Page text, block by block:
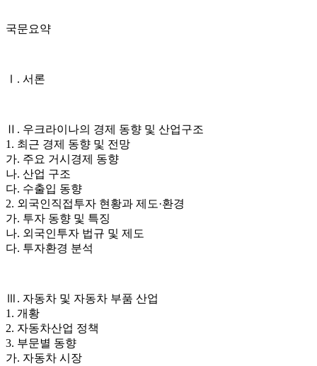
국문요약
Ⅰ. 서론
Ⅱ. 우크라이나의 경제 동향 및 산업구조
1. 최근 경제 동향 및 전망
가. 주요 거시경제 동향
나. 산업 구조
다. 수출입 동향
2. 외국인직접투자 현황과 제도·환경
가. 투자 동향 및 특징
나. 외국인투자 법규 및 제도
다. 투자환경 분석
Ⅲ. 자동차 및 자동차 부품 산업
1. 개황
2. 자동차산업 정책
3. 부문별 동향
가. 자동차 시장